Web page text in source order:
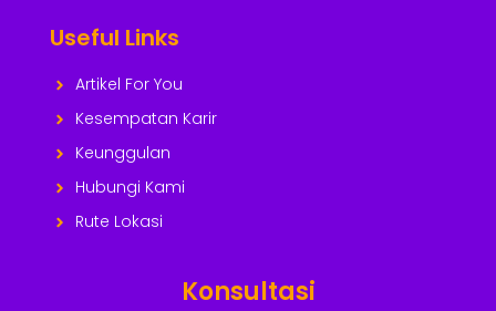
Useful Links
Artikel For You
Kesempatan Karir
Keunggulan
Hubungi Kami
Rute Lokasi
Konsultasi